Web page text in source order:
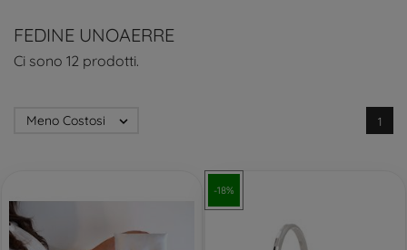
FEDINE UNOAERRE
Ci sono 12 prodotti.
Meno Costosi  1
-18%